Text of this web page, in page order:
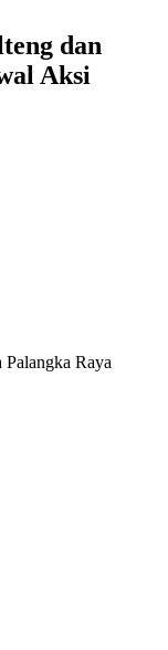
dan
Aksi
Raya